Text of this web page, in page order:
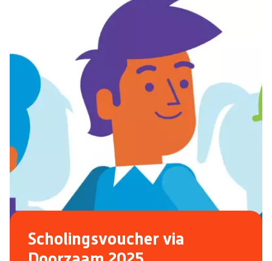
Scholingsvoucher via